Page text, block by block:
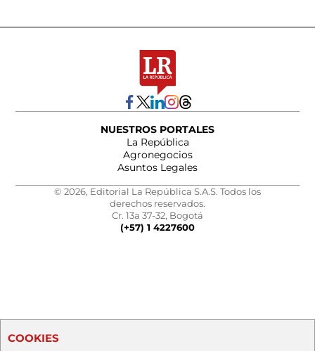
NUESTROS PORTALES
La República
Agronegocios
Asuntos Legales
© 2026, Editorial La República S.A.S. Todos los
derechos reservados.
Cr. 13a 37-32, Bogotá
(+57) 1 4227600
COOKIES